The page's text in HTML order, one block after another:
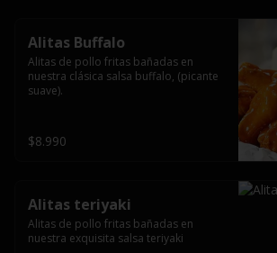
Alitas Buffalo
Alitas de pollo fritas bañadas en
nuestra clásica salsa buffalo, (picante
suave).
$8.990
Alitas teriyaki
Alitas de pollo fritas bañadas en
nuestra exquisita salsa teriyaki